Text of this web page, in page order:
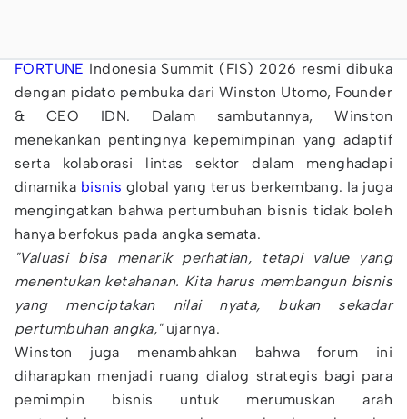
FORTUNE Indonesia Summit (FIS) 2026 resmi dibuka
dengan pidato pembuka dari Winston Utomo, Founder
& CEO IDN. Dalam sambutannya, Winston
menekankan pentingnya kepemimpinan yang adaptif
serta kolaborasi lintas sektor dalam menghadapi
dinamika bisnis global yang terus berkembang. Ia juga
mengingatkan bahwa pertumbuhan bisnis tidak boleh
hanya berfokus pada angka semata.
"Valuasi bisa menarik perhatian, tetapi value yang
menentukan ketahanan. Kita harus membangun bisnis
yang menciptakan nilai nyata, bukan sekadar
pertumbuhan angka,"ujarnya.
Winston juga menambahkan bahwa forum ini
diharapkan menjadi ruang dialog strategis bagi para
pemimpin bisnis untuk merumuskan arah